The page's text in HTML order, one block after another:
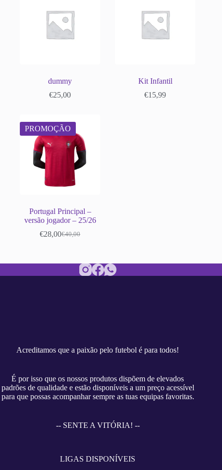
dummy
€25,00
Kit Infantil
€15,99
PROMOÇÃO
Portugal Principal –
versão jogador – 25/26
€40,00
O
era:
€40,00.
€28,00O
é:
€28,00.
Acreditamos que a paixão pelo futebol é para todos!
É por isso que os nossos produtos dispõem de elevados
padrões de qualidade e estão disponíveis a um preço acessível
para que possas acompanhar sempre as tuas equipas favoritas.
-- SENTE A VITÓRIA! --
LIGAS DISPONÍVEIS